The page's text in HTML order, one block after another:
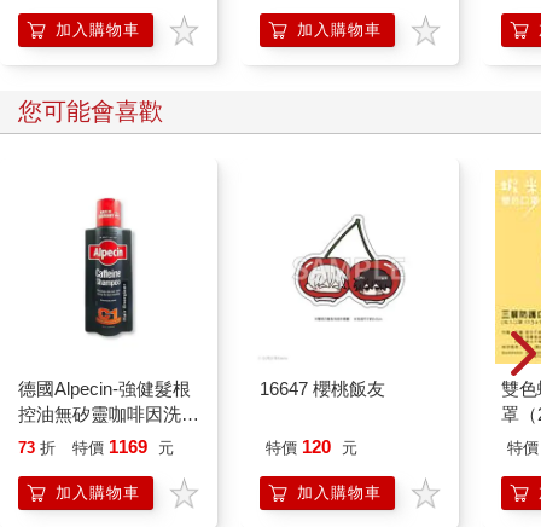
加入購物車
統
加入購物車
您可能會喜歡
德國Alpecin-強健髮根
控油無矽靈咖啡因洗髮
凝露375ml/瓶-C1強健
調理頭皮洗髮液/0矽靈
滋潤洗頭髮水/一般髮
73 折 特價 1169 元
加入購物車
16647 櫻桃飯友
特價 120 元
加入購物車
雙
罩（
特價